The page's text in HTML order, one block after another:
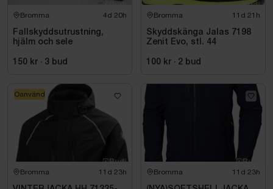
Bromma 4d 20h
Fallskyddsutrustning,
hjälm och sele
150 kr · 3 bud
Bromma 11d 21h
Skyddskänga Jalas 7198
Zenit Evo, stl. 44
100 kr · 2 bud
Bromma 11d 23h
Oanvänd
Bromma 11d 23h